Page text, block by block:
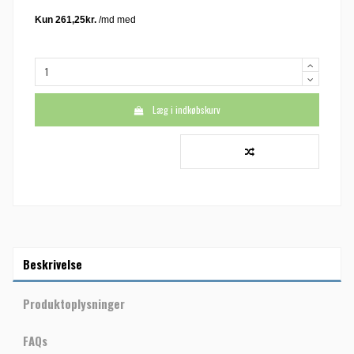
Læg i indkøbskurv
Beskrivelse
Produktoplysninger
FAQs